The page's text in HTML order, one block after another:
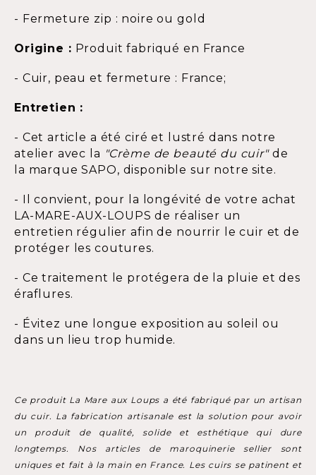
- Fermeture zip : noire ou gold
Origine : Produit fabriqué en France
- Cuir, peau et fermeture : France;
Entretien :
- Cet article a été ciré et lustré dans notre
atelier avec la "Crème de beauté du cuir"de
la marque SAPO, disponible sur notre site.
- Il convient, pour la longévité de votre achat
LA-MARE-AUX-LOUPS de réaliser un
entretien régulier afin de nourrir le cuir et de
protéger les coutures.
- Ce traitement le protégera de la pluie et des
éraflures.
- Évitez une longue exposition au soleil ou
dans un lieu trop humide.
Ce produit La Mare aux Loups a été fabriqué par un artisan
du cuir. La fabrication artisanale est la solution pour avoir
un produit de qualité, solide et esthétique qui dure
longtemps. Nos articles de maroquinerie sellier sont
uniques et fait à la main en France. Les cuirs se patinent et